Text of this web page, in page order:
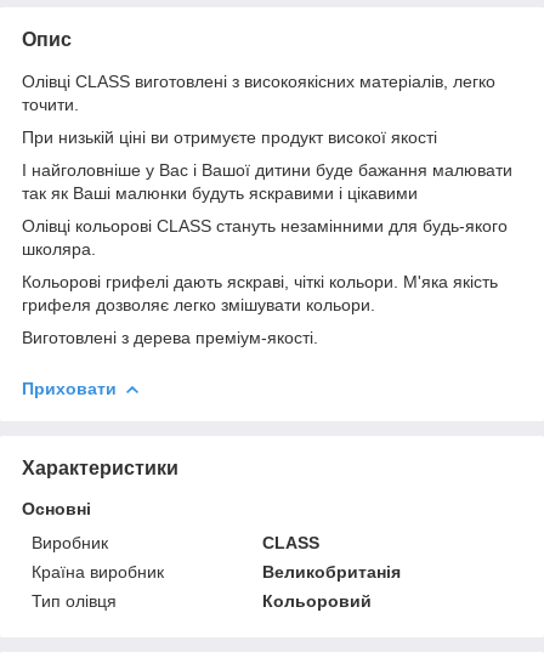
Опис
Олівці CLASS виготовлені з високоякісних матеріалів, легко
точити.
При низькій ціні ви отримуєте продукт високої якості
І найголовніше у Вас і Вашої дитини буде бажання малювати
так як Ваші малюнки будуть яскравими і цікавими
Олівці кольорові CLASS стануть незамінними для будь-якого
школяра.
Кольорові грифелі дають яскраві, чіткі кольори. М'яка якість
грифеля дозволяє легко змішувати кольори.
Виготовлені з дерева преміум-якості.
Приховати
Характеристики
Основні
Виробник
CLASS
Країна виробник
Великобританія
Тип олівця
Кольоровий